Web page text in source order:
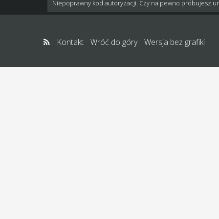
Niepoprawny kod autoryzacji. Czy na pewno próbujesz
Kontakt Wróć do góry Wersja bez grafiki